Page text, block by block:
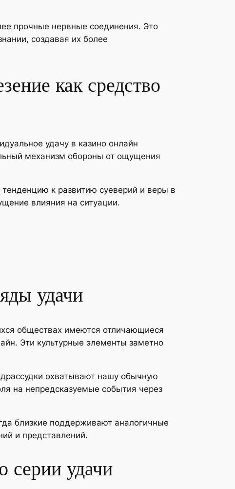
прочные нервные соединения. Это
создавая их более
как средство
удачу в казино онлайн
механизм обороны от ощущения
к развитию суеверий и веры в
влияния на ситуации.
удачи
обществах имеются отличающиеся
Эти культурные элементы заметно
охватывают нашу обычную
на непредсказуемые события через
близкие поддерживают аналогичные
и представлений.
серии удачи